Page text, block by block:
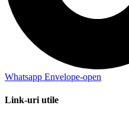
Whatsapp Envelope-open
Link-uri utile